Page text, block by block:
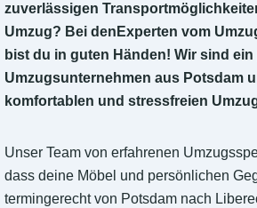
zuverlässigen
Umzug? Bei denExperten vom
bist du in guten Händen! Wir sind
Umzugsunternehmen aus Potsdam
komfortablen und stressfreien
Unser Team von erfahrenen
dass deine Möbel und persönlichen
termingerecht von Potsdam nach